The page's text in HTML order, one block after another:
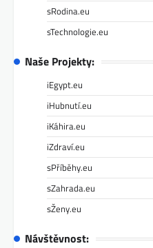
sRodina.eu
sTechnologie.eu
Naše Projekty:
iEgypt.eu
iHubnutí.eu
iKáhira.eu
iZdraví.eu
sPříběhy.eu
sZahrada.eu
sŽeny.eu
Návštěvnost: